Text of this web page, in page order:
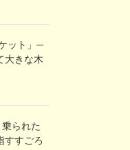
ット」─
大きな木
られた
すすごろ